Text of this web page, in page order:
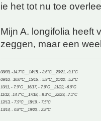
ie het tot nu toe
Mijn A. longifolia heeft
zeggen, maar een
08/09, -14.7°C__14/15, - 3.6°C__20/21, -9.1°C
09/10, -10.0°C__15/16, - 5.9°C__21/22, -5.2°C
10/11, - 7.9°C__16/17, - 7.9°C__21/22, -6.9°C
11/12, -14.7°C__17/18, - 8.3°C__22/23, -7.1°C
12/13, - 7.9°C__18/19, - 7.5°C
13/14, - 0.8°C__19/20, - 2.8°C